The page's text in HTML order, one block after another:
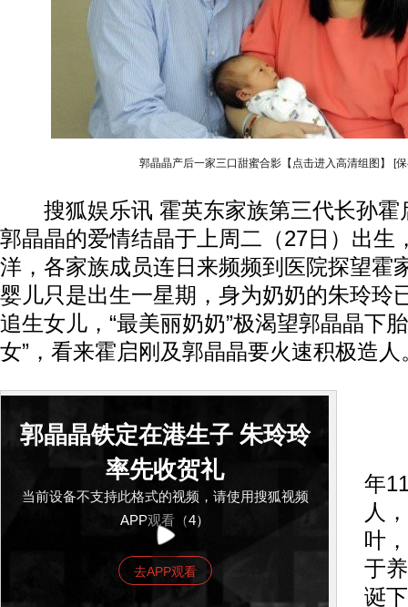
郭晶晶产后一家三口甜蜜合影【点击进入高清组图】 [
搜狐娱乐讯 霍英东家族第三代长孙霍
郭晶晶的爱情结晶于上周二（27日）出生
洋，各家族成员连日来频频到医院探望霍
婴儿只是出生一星期，身为奶奶的朱玲玲
追生女儿，“最美丽奶奶”极渴望郭晶晶下
女”，看来霍启刚及郭晶晶要火速积极造人
郭晶晶铁定在港生子 朱玲玲
率先收贺礼
当前设备不支持此格式的视频，请使用搜狐视频
APP观看（4）
去APP观看
年
人
叶
于
诞